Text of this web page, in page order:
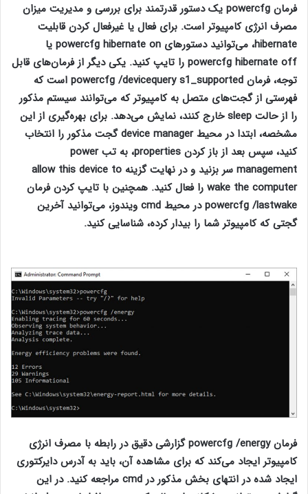
فرمان powercfg یک دستور قدرتمند برای بررسی و مدیریت میزان
مصرف انرژی کامپیوتر است. برای فعال یا غیرفعال کردن قابلیت
hibernate، می‌توانید دستورهای powercfg hibernate on یا
powercfg hibernate off را تایپ کنید. یکی دیگر از فرمان‌های قابل
توجه، فرمان powercfg /devicequery s1_supported است که
فهرستی از گجت‌های متصل به کامپیوتر که می‌توانند سیستم مذکور
را از حالت sleep خارج کنند، نمایش می‌دهد. برای بهره‌گیری از این
مشخصه، ابتدا در محیط device manager گجت مذکور را انتخاب
کنید، سپس بعد از باز کردن properties، به تب power
management سر بزنید و در نهایت گزینه allow this device to
wake the computer را فعال کنید. همچنین با تایپ کردن فرمان
powercfg /lastwake در محیط cmd ویندوز، می‌توانید آخرین
گجتی که کامپیوتر شما را بیدار کرده، شناسایی کنید.
فرمان powercfg /energy گزارشی دقیق در رابطه با مصرف انرژی
کامپیوتر ایجاد می‌کند که برای مشاهده آن، باید به آدرس دایرکتوری
ایجاد شده در انتهای بخش مذکور در cmd مراجعه کنید. در این